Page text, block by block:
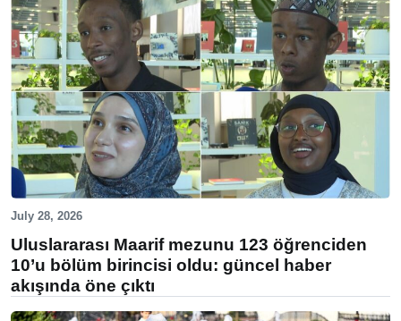
July 28, 2026
Uluslararası Maarif mezunu 123 öğrenciden
10’u bölüm birincisi oldu: güncel haber
akışında öne çıktı